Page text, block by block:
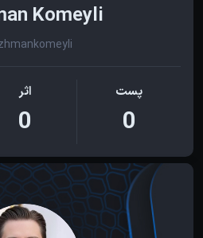
Komeyli
پست
0
اثر
0